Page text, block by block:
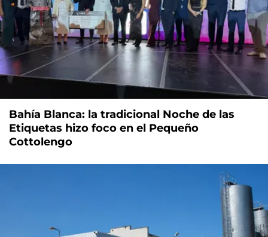
Bahía Blanca: la tradicional Noche de las
Etiquetas hizo foco en el Pequeño
Cottolengo